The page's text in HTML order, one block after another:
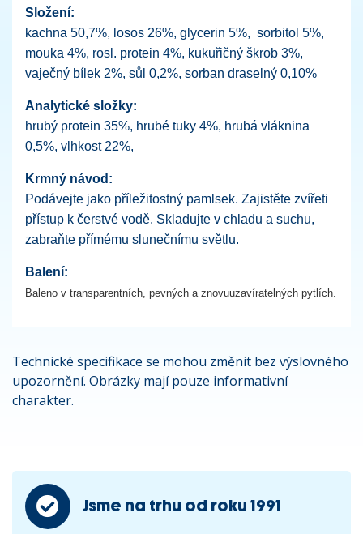
Složení:
kachna 50,7%, losos 26%, glycerin 5%, sorbitol 5%,
mouka 4%, rosl. protein 4%, kukuřičný škrob 3%,
vaječný bílek 2%, sůl 0,2%, sorban draselný 0,10%
Analytické složky:
hrubý protein 35%, hrubé tuky 4%, hrubá vláknina
0,5%, vlhkost 22%,
Krmný návod:
Podávejte jako příležitostný pamlsek. Zajistěte zvířeti
přístup k čerstvé vodě. Skladujte v chladu a suchu,
zabraňte přímému slunečnímu světlu.
Balení:
Baleno v transparentních, pevných a znovuuzavíratelných pytlích.
Technické specifikace se mohou změnit bez výslovného
upozornění. Obrázky mají pouze informativní
charakter.
Jsme na trhu od roku 1991